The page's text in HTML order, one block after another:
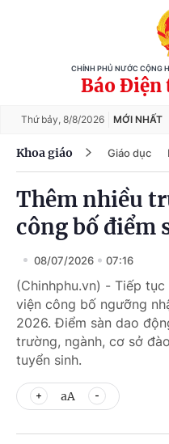
CHÍNH PHỦ NƯỚC CỘNG
Báo Điện
Thứ bảy, 8/8/2026 MỚI NHẤT
Khoa giáo Giáo dục
Thêm nhiều
công bố điểm
08/07/2026 07:16
(Chinhphu.vn) - Tiếp
viện công bố ngưỡng
2026. Điểm sàn dao
trường, ngành, cơ sở
tuyển sinh.
aA